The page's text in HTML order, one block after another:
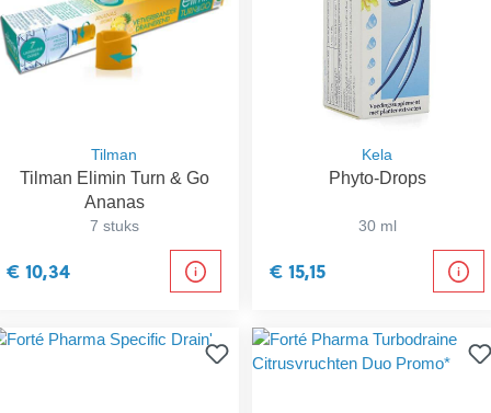
Tilman
Tilman Elimin Turn & Go
Ananas
7 stuks
€ 10,34
Kela
Phyto-Drops
30 ml
€ 15,15